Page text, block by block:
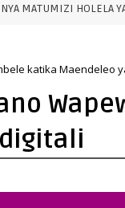
HOLELA YA DAWA ZA
katika Maendeleo